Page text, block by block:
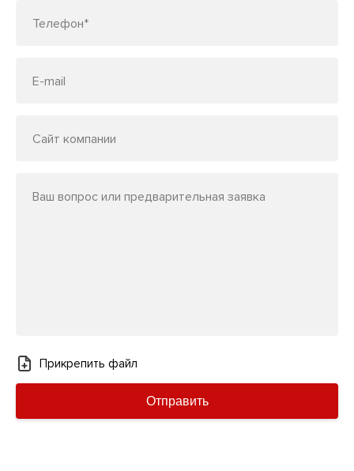
Телефон*
E-mail
Сайт компании
Ваш вопрос или предварительная заявка
Прикрепить файл
Отправить